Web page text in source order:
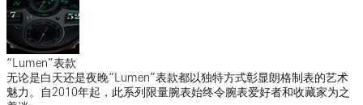
“Lumen”表款
无论是白天还是夜晚“Lumen”表款都以独特方式彰显朗格制表的艺术
魅力。自2010年起，此系列限量腕表始终令腕表爱好者和收藏家为之